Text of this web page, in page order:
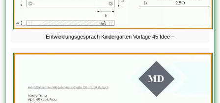
Entwicklungsgesprach Kindergarten Vorlage 45 Idee –